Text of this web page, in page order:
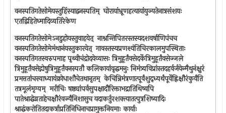
वनस्पतिगतेसोमेयस्तुहिंस्याद्वनस्पतिम् ‍ घोरायांभ्रूणहत्यायांयुज्यतेनात्रसंशयः
एतद्विहितेध्मादिव्यतिरेकेण
वनस्पतिगतेसोमेऽनडुहोयस्तुवाहयेत् ‍ नाश्नन्तिपितरस्तस्यदशवर्षाणिपंचच
वनस्पतिगतेसोमेमंथानंयस्तुकारयेत् ‍ गावस्तस्यप्रणश्यंतिचिरकालमुपस्थिताः
वनस्पतिगतस्वरुपमाह पृथ्वीचंद्रोदयेव्यासः त्रिमुहूर्तंवसेदर्केत्रिमुहूर्तंवसेज्जले
त्रिमुहूर्तंवसेद्गोषुत्रिमुहूर्तंवनस्पतौ कलिकायांवृद्धमनुः निमंत्र्यविप्रांस्तदहर्वर्जयेन्मैथुनंक्षुरं
प्रमत्ततांचस्वाध्यायंक्रोधाशौचेतथानृतम् ‍ केचिन्निमंत्रणात्पूर्वंशुद्ध्यर्थंपूर्वेह्निक्षौरंकुर्वंति
तत्रमूलंमृग्यम् ‍ मरीचिः षष्ठ्यांपर्वसुपक्षादौरिक्ताभद्रातिथिष्वपि
पातेश्राद्धेव्रताहेचक्षौरंवर्ज्यंनिशासुच यदाकर्तुरशक्त्यातत्पुत्रशिष्यादिः
श्राद्धंकरोतितदाकर्त्राप्रतिनिधिनाचप्रागुक्तनियमाः कार्याः